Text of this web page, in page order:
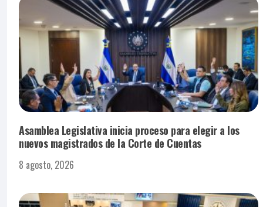
Asamblea Legislativa inicia proceso para elegir a los
nuevos magistrados de la Corte de Cuentas
8 agosto, 2026